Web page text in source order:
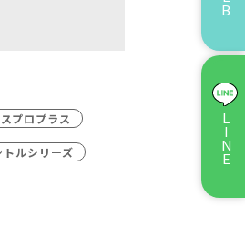
ーリング
4
LINE
プロプラス
トルシリーズ